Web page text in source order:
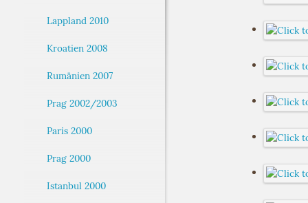
Lappland 2010
Kroatien 2008
Rumänien 2007
Prag 2002/2003
Paris 2000
Prag 2000
Istanbul 2000